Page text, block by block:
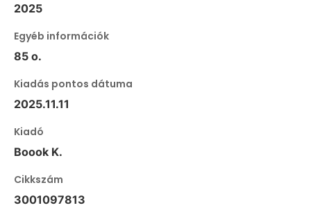
2025
Egyéb információk
85 o.
Kiadás pontos dátuma
2025.11.11
Kiadó
Boook K.
Cikkszám
3001097813